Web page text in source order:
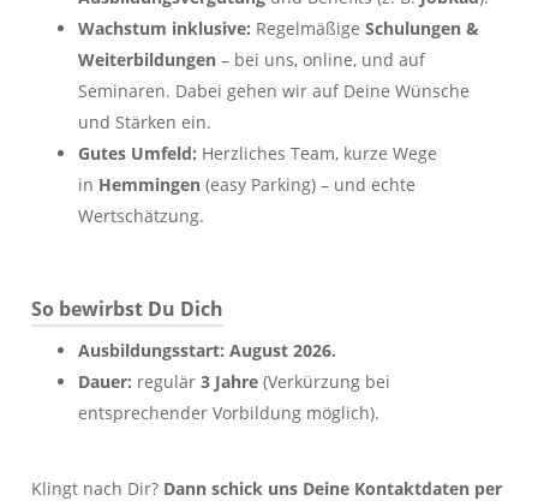
Wachstum inklusive: RegelmäßigeSchulungen &
Weiterbildungen – bei uns, online, und auf
Seminaren. Dabei gehen wir auf Deine Wünsche
und Stärken ein.
Gutes Umfeld: Herzliches Team, kurze Wege
in Hemmingen (easy Parking) – und echte
Wertschätzung.
So bewirbst Du Dich
Ausbildungsstart:August 2026.
Dauer: regulär3 Jahre (Verkürzung bei
entsprechender Vorbildung möglich).
Klingt nach Dir? Dann schick uns Deine Kontaktdaten per